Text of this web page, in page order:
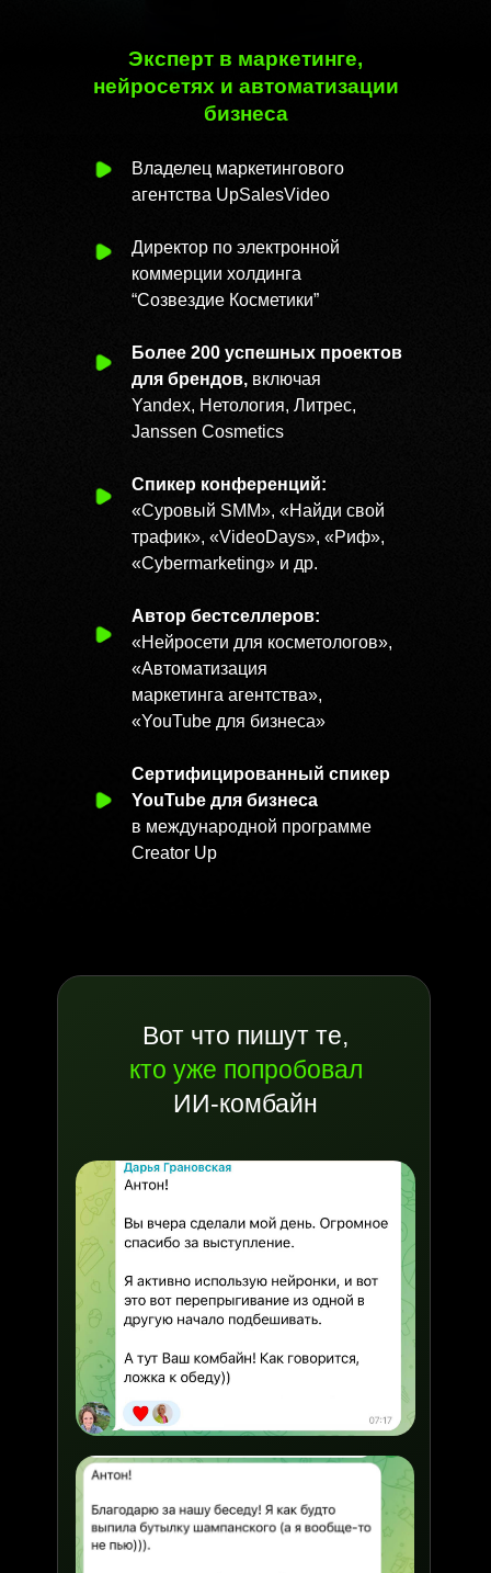
Владелец маркетингового
агентства UpSalesVideo
Директор по электронной
коммерции холдинга
“Созвездие Косметики”
Более 200 успешных проектов
для брендов, включая
Yandex, Нетология, Литрес,
Janssen Cosmetics
Спикер конференций:
«Суровый SMM», «Найди свой
трафик», «VideoDays», «Риф»,
«Cybermarketing» и др.
Автор бестселлеров:
«Нейросети для косметологов»,
«Автоматизация
маркетинга агентства»,
«YouTube для бизнеса»
Сертифицированный спикер
YouTube для бизнеса
в международной программе
Creator Up
Эксперт в маркетинге,
нейросетях и автоматизации
бизнеса
Вот что пишут те,
Вот что пишут те,
кто уже попробовал
ИИ-комбайн